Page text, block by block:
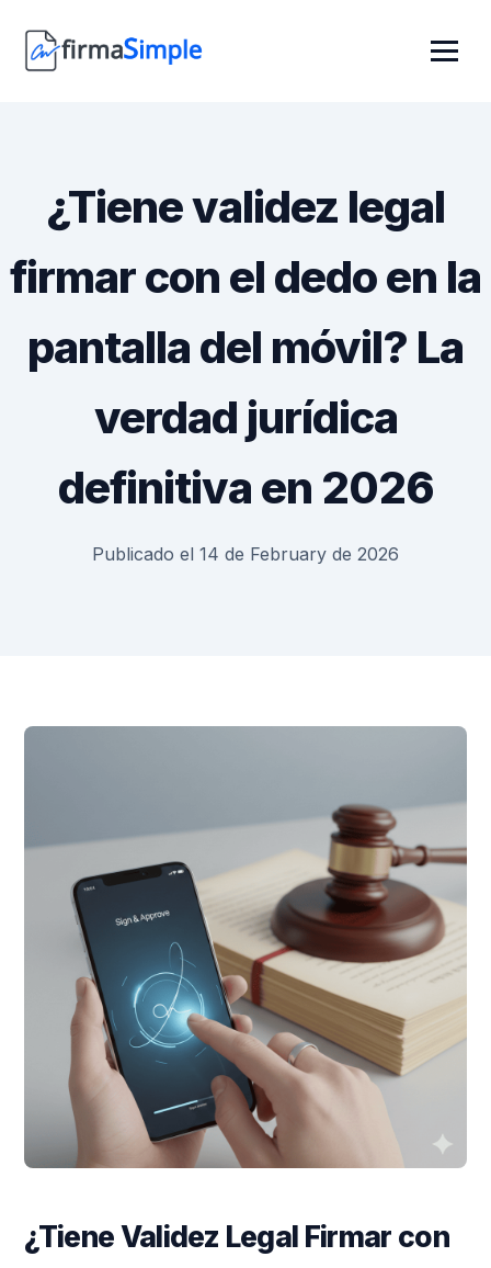
¿Tiene validez legal
firmar con el dedo en la
pantalla del móvil? La
verdad jurídica
definitiva en 2026
Publicado el 14 de February de 2026
¿Tiene Validez Legal Firmar con